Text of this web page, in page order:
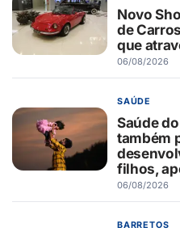
Novo
de
que
06/08/2026
SAÚDE
Saúde
também
filhos,
06/08/2026
BARRETOS